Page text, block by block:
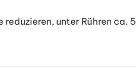
unter Rühren ca. 5